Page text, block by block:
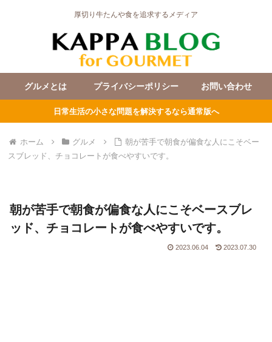
厚切り牛たんや食を追求するメディア
グルメとは プライバシーポリシー お問い合わせ
日常生活の小さな問題を解決するなら通常版へ
ホーム グルメ
朝が苦手で朝食が偏食な人にこそベー
スブレッド、チョコレートが食べやすいです。
朝が苦手で朝食が偏食な人にこそベースブレ
ッド、チョコレートが食べやすいです。
2023.06.04 2023.07.30